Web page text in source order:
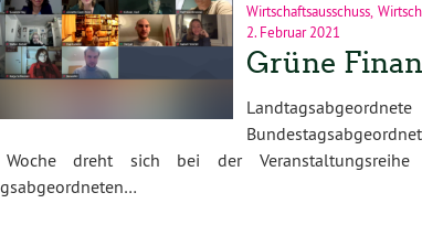
Wirtschaftsausschuss,
2. Februar 2021
Grüne
Woche dreht sich bei der